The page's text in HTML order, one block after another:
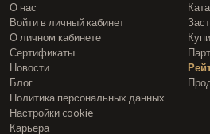
О нас
Войти в личный кабинет
О личном кабинете
Сертификаты
Новости
Блог
Политика персональных данных
Настройки cookie
Карьера